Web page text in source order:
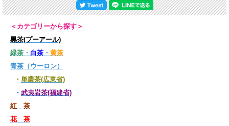
＜カテゴリーから探す＞
黒茶(プーアール)
緑茶 ・ 白茶 ・ 黄茶
青茶（ウーロン）
・ 単叢茶(広東省)
・ 武夷岩茶(福建省)
紅 茶
花 茶